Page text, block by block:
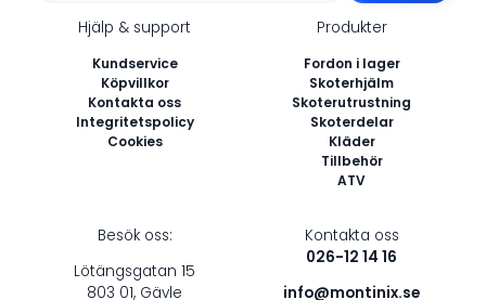
Hjälp & support
Kundservice
Köpvillkor
Kontakta oss
Integritetspolicy
Cookies
Produkter
Fordon i lager
Skoterhjälm
Skoterutrustning
Skoterdelar
Kläder
Tillbehör
ATV
Besök oss:
Lötängsgatan 15
803 01, Gävle
Kontakta oss
026-12 14 16
info@montinix.se